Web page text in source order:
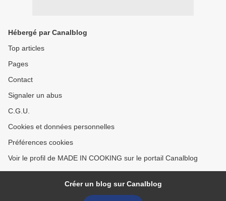
Hébergé par Canalblog
Top articles
Pages
Contact
Signaler un abus
C.G.U.
Cookies et données personnelles
Préférences cookies
Voir le profil de MADE IN COOKING sur le portail Canalblog
Créer un blog sur Canalblog